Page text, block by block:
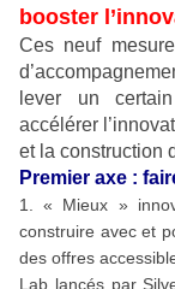
booster
Ces neuf
lever un
accélérer
et la construction
Premier axe :
1. « Mieux »
construire avec et
des offres
Lab lancés par